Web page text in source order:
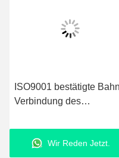
ISO9001 bestätigte
Verbindung des
Planierraupe
Wir Reden Jetzt.